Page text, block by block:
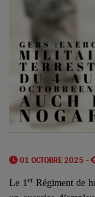
01 OCTOBRE 2025 -
Le 1er Régiment de